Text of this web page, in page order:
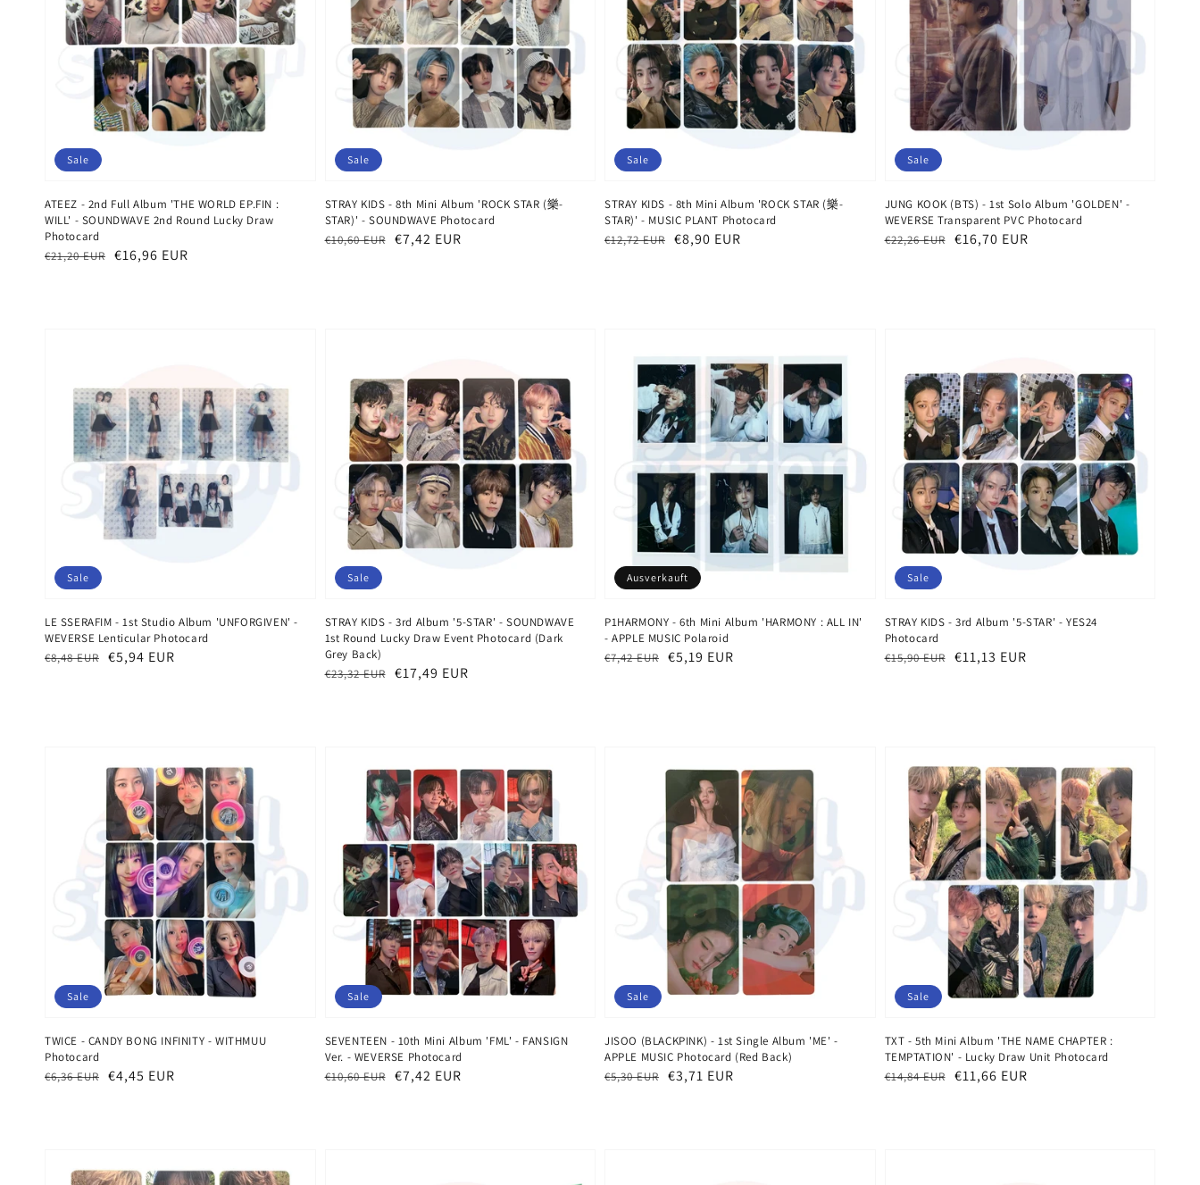
ATEEZ - 2nd Full Album 'THE WORLD EP.FIN :
WILL' - SOUNDWAVE 2nd Round Lucky Draw
Photocard
Normaler
€21,20 EUR
Verkaufspreis€16,96 EUR
Sale
STRAY KIDS - 8th Mini Album 'ROCK STAR (樂-
STAR)' - SOUNDWAVE Photocard
Normaler
€10,60 EUR
Verkaufspreis€7,42 EUR
Sale
STRAY KIDS - 8th Mini Album 'ROCK STAR (樂-
STAR)' - MUSIC PLANT Photocard
Normaler
€12,72 EUR
Verkaufspreis€8,90 EUR
Sale
JUNG KOOK (BTS) - 1st Solo Album 'GOLDEN' -
WEVERSE Transparent PVC Photocard
Normaler
€22,26 EUR
Verkaufspreis€16,70 EUR
Sale
LE SSERAFIM - 1st Studio Album 'UNFORGIVEN' -
WEVERSE Lenticular Photocard
Normaler
€8,48 EUR
Verkaufspreis€5,94 EUR
Sale
STRAY KIDS - 3rd Album '5-STAR' - SOUNDWAVE
1st Round Lucky Draw Event Photocard (Dark
Grey Back)
Normaler
€23,32 EUR
Verkaufspreis€17,49 EUR
Sale
P1HARMONY - 6th Mini Album 'HARMONY : ALL IN'
- APPLE MUSIC Polaroid
Normaler
€7,42 EUR
Verkaufspreis€5,19 EUR
Ausverkauft
STRAY KIDS - 3rd Album '5-STAR' - YES24
Photocard
Normaler
€15,90 EUR
Verkaufspreis€11,13 EUR
Sale
TWICE - CANDY BONG INFINITY - WITHMUU
Photocard
Normaler
€6,36 EUR
Verkaufspreis€4,45 EUR
Sale
SEVENTEEN - 10th Mini Album 'FML' - FANSIGN
Ver. - WEVERSE Photocard
Normaler
€10,60 EUR
Verkaufspreis€7,42 EUR
Sale
JISOO (BLACKPINK) - 1st Single Album 'ME' -
APPLE MUSIC Photocard (Red Back)
Normaler
€5,30 EUR
Verkaufspreis€3,71 EUR
Sale
TXT - 5th Mini Album 'THE NAME CHAPTER :
TEMPTATION' - Lucky Draw Unit Photocard
Normaler
€14,84 EUR
Verkaufspreis€11,66 EUR
Sale